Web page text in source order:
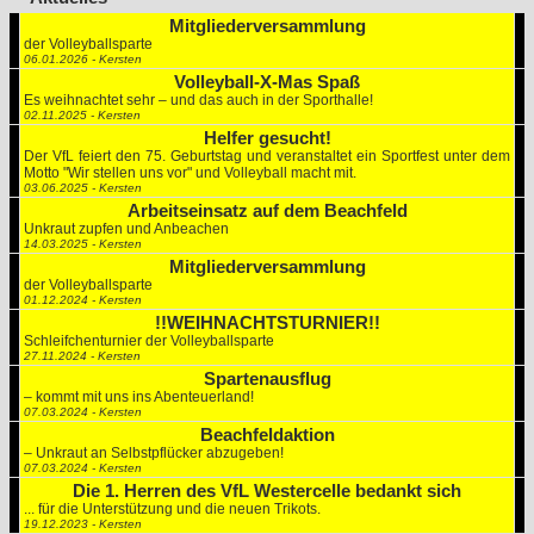
Mitgliederversammlung
der Volleyballsparte
06.01.2026 - Kersten
Volleyball-X-Mas Spaß
Es weihnachtet sehr – und das auch in der Sporthalle!
02.11.2025 - Kersten
Helfer gesucht!
Der VfL feiert den 75. Geburtstag und veranstaltet ein Sportfest unter dem
Motto "Wir stellen uns vor" und Volleyball macht mit.
03.06.2025 - Kersten
Arbeitseinsatz auf dem Beachfeld
Unkraut zupfen und Anbeachen
14.03.2025 - Kersten
Mitgliederversammlung
der Volleyballsparte
01.12.2024 - Kersten
!!WEIHNACHTSTURNIER!!
Schleifchenturnier der Volleyballsparte
27.11.2024 - Kersten
Spartenausflug
– kommt mit uns ins Abenteuerland!
07.03.2024 - Kersten
Beachfeldaktion
– Unkraut an Selbstpflücker abzugeben!
07.03.2024 - Kersten
Die 1. Herren des VfL Westercelle bedankt sich
... für die Unterstützung und die neuen Trikots.
19.12.2023 - Kersten